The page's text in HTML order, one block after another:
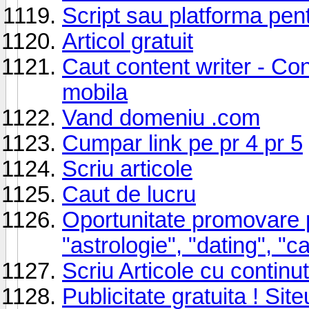
Script sau platforma
Articol gratuit
Caut content writer -
mobila
Vand domeniu .com
Cumpar link pe pr 4 pr 5
Scriu articole
Caut de lucru
Oportunitate
"astrologie", "dating",
Scriu Articole cu
Publicitate gratuita !